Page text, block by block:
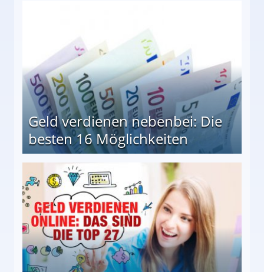
Geld verdienen nebenbei: Die
besten 16 Möglichkeiten